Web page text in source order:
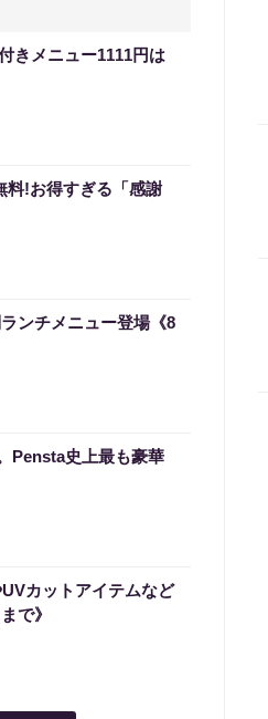
きメニュー1111円は
料!お得すぎる「感謝
ンチメニュー登場《8
Pensta史上最も豪華
カットアイテムなど
で》